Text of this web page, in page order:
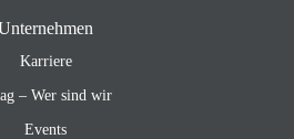
Karriere
– Wer sind wir
Events